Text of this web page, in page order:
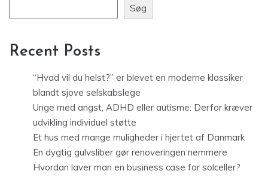
Søg
Recent Posts
“Hvad vil du helst?” er blevet en moderne klassiker
blandt sjove selskabslege
Unge med angst, ADHD eller autisme: Derfor kræver
udvikling individuel støtte
Et hus med mange muligheder i hjertet af Danmark
En dygtig gulvsliber gør renoveringen nemmere
Hvordan laver man en business case for solceller?